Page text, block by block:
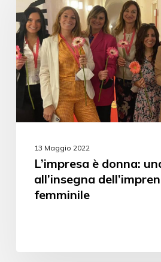
13 Maggio 2022
L’impresa è donna:
all’insegna
femminile